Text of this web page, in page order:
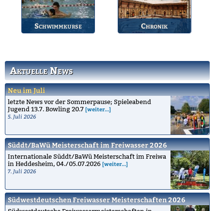
Aktuelle News
Neu im Juli
letzte News vor der Sommerpause; Spieleabend
Jugend 13.7. Bowling 20.7 [weiter...]
5. Juli 2026
Süddt/BaWü Meisterschaft im Freiwasser 2026
Internationale Süddt/BaWü Meisterschaft im Freiwa
in Heddesheim, 04./05.07.2026 [weiter...]
7. Juli 2026
Südwestdeutschen Freiwasser Meisterschaften 2026
Schwimmkurse Chronik